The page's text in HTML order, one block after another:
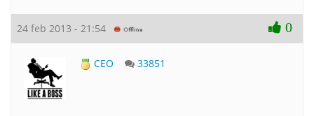
24 feb 2013 - 21:54 0
CEO 33851